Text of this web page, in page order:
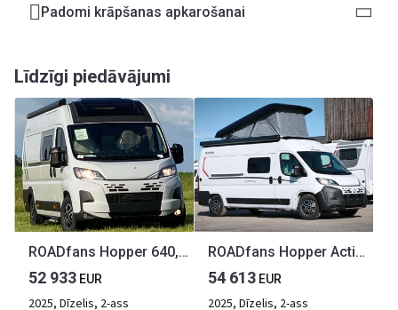
Padomi krāpšanas apkarošanai
Līdzīgi piedāvājumi
ROADfans Hopper 640, Automatik,Dieselheizung,S7
52 933 EUR
2025, Dīzelis, 2-ass
ROADfans Hopper Active 600 DS, Aufstelldach,Automatik,
54 613 EUR
2025, Dīzelis, 2-ass